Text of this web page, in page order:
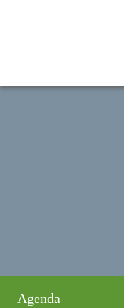
Agenda